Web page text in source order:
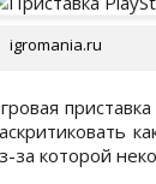
igromania.ru
за которой